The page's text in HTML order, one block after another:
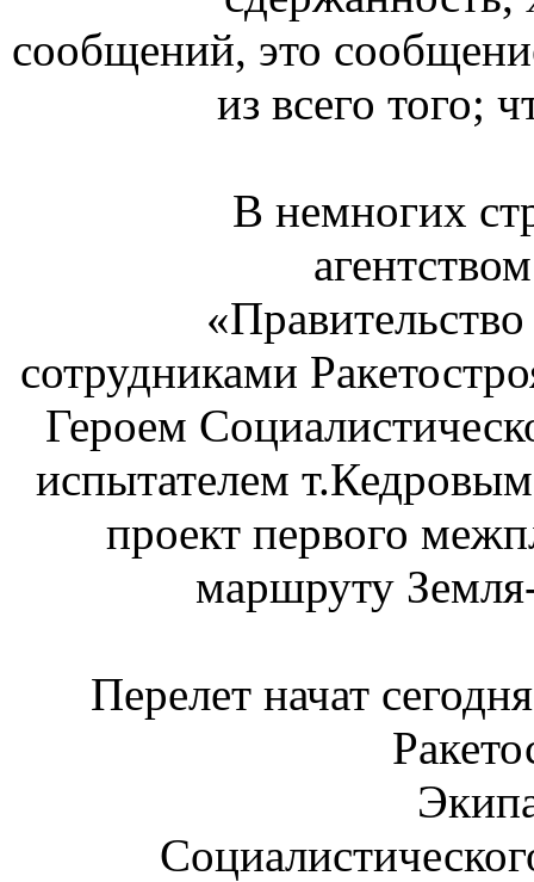
сообщений, это
из всего того;
В немногих
сотрудниками
Героем
испытателем
проект первого
маршруту
Перелет начат